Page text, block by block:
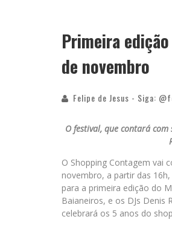
Primeira
de novembro
Felipe de Jesus - Siga:
O festival, que contará com
O Shopping Contagem vai
novembro, a partir das
para a primeira edição do
Baianeiros, e os DJs Denis
celebrará os 5 anos do